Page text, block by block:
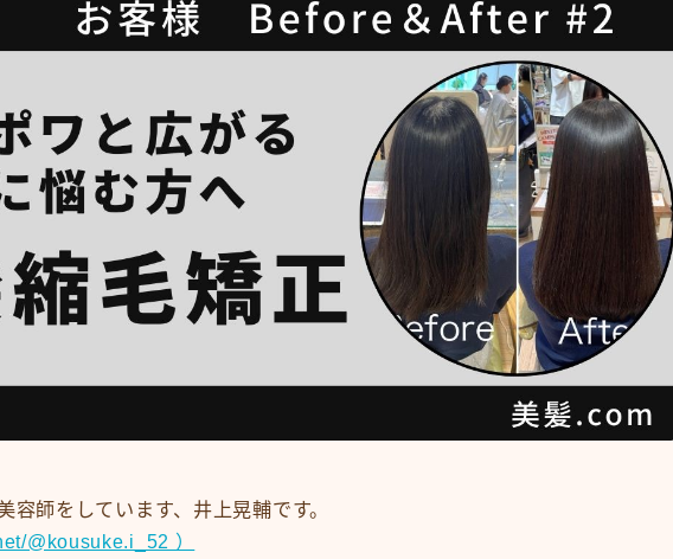
抜け毛 薄毛 頭皮ケア
サロンワーク実例
ショート
ミディアム
悩みから探す
くせ・うねり・広がり
白髪・エイジングケア
ダメージ・パサつき
容師をしています、井上晃輔です。
@kousuke.i_52 ）